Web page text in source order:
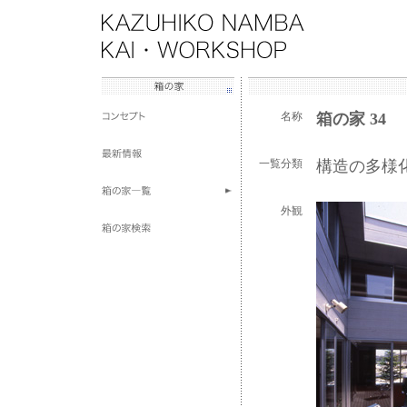
名称 箱の家 34
一覧分類 構造の多様
外観